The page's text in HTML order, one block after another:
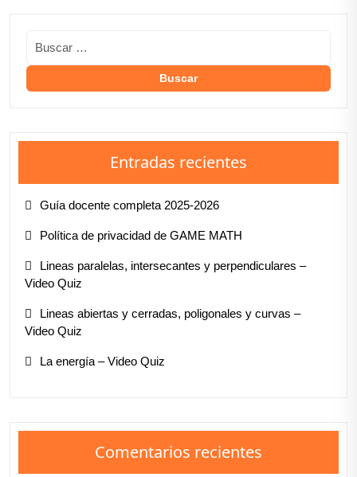
Entradas recientes
Guía docente completa 2025-2026
Política de privacidad de GAME MATH
Lineas paralelas, intersecantes y perpendiculares –
Video Quiz
Lineas abiertas y cerradas, poligonales y curvas –
Video Quiz
La energía – Video Quiz
Comentarios recientes